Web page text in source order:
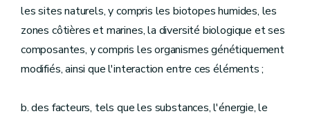
les sites naturels, y compris les biotopes humides, les
zones côtières et marines, la diversité biologique et ses
composantes, y compris les organismes génétiquement
modifiés, ainsi que l'interaction entre ces éléments ;
b. des facteurs, tels que les substances, l'énergie, le